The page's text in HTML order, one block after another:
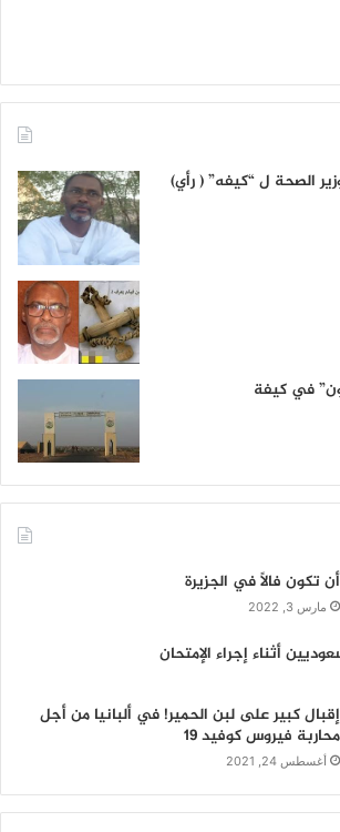
الصحة ل “كيفه” ( رأي)
في كيفة
أن تكون فالاً في الجزيرة
مارس 3, 2022
أثناء إجراء الإمتحان
إقبال كبير على لبن الحمير! في ألبانيا من أجل
محاربة فيروس كوفيد 19
أغسطس 24, 2021